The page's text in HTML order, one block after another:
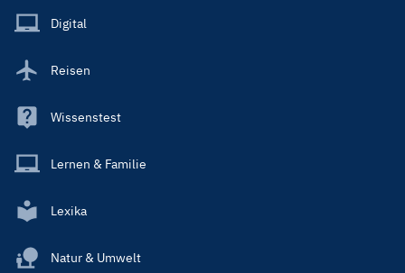
Main
Digital
Reisen
Wissenstest
Lernen & Familie
Lexika
Natur & Umwelt